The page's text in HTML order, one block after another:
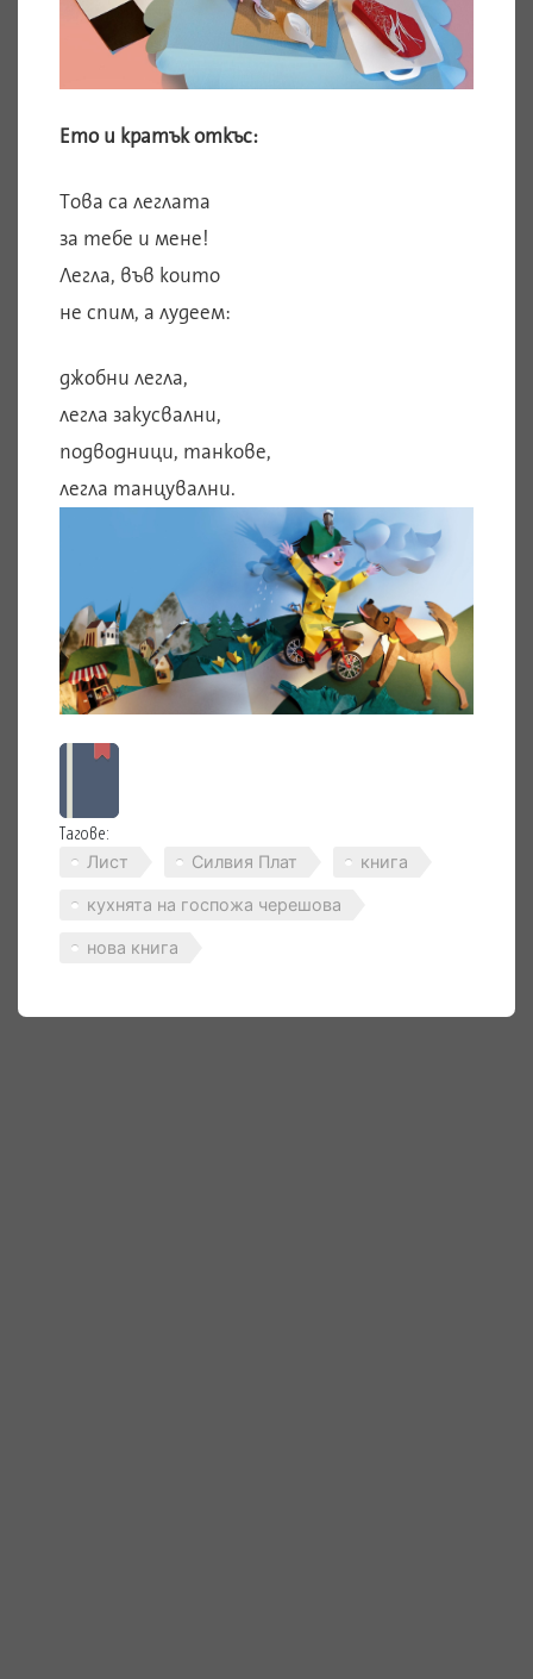
Ето и кратък откъс:
Това са леглата
за тебе и мене!
Легла, във които
не спим, а лудеем:
джобни легла,
легла закусвални,
подводници, танкове,
легла танцувални.
Тагове:
Лист Силвия Плат книга
кухнята на госпожа черешова
нова книга